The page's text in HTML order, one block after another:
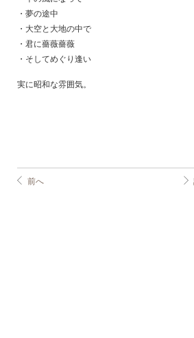
・夢の途中
・大空と大地の中で
・君に薔薇薔薇
・そしてめぐり逢い
実に昭和な雰囲気。
前へ